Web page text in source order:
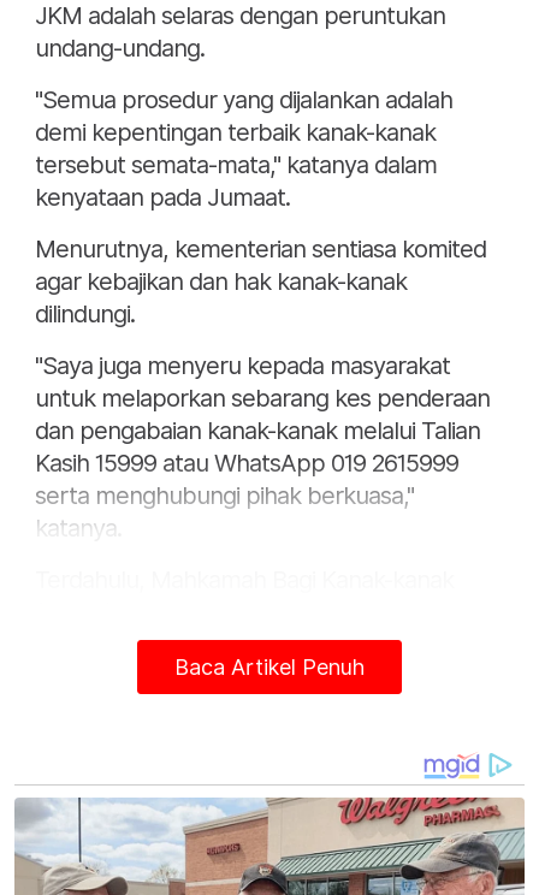
JKM adalah selaras dengan peruntukan
undang-undang.
"Semua prosedur yang dijalankan adalah
demi kepentingan terbaik kanak-kanak
tersebut semata-mata," katanya dalam
kenyataan pada Jumaat.
Menurutnya, kementerian sentiasa komited
agar kebajikan dan hak kanak-kanak
dilindungi.
"Saya juga menyeru kepada masyarakat
untuk melaporkan sebarang kes penderaan
dan pengabaian kanak-kanak melalui Talian
Kasih 15999 atau WhatsApp 019 2615999
serta menghubungi pihak berkuasa,"
katanya.
mengeluarkan perintah jagaan sementara ke
atas adik Allahyarham Zayn Rayyan, kepada
Baca Artikel Penuh